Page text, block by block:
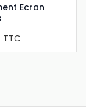
Ecran
TTC